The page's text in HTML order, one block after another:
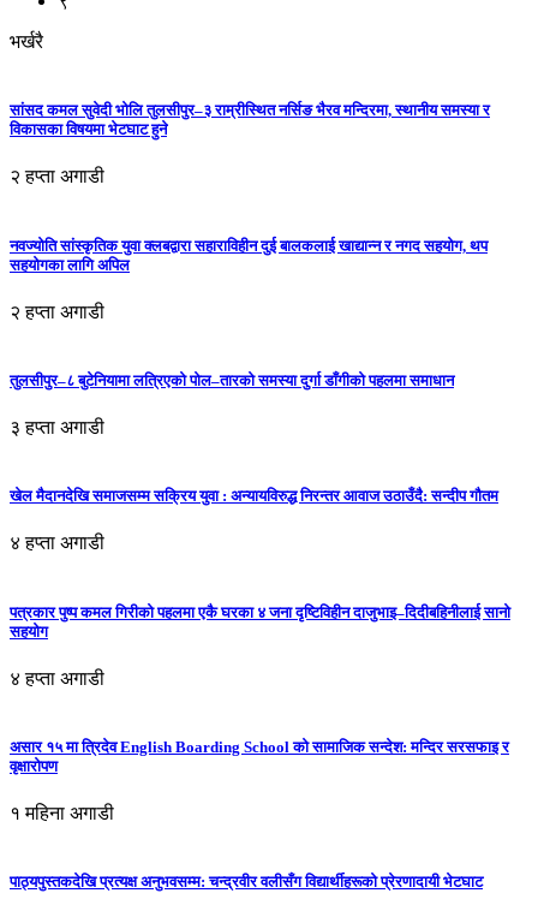
भर्खरै
सांसद कमल सुवेदी भोलि तुलसीपुर–३ राम्रीस्थित नर्सिङ भैरव मन्दिरमा, स्थानीय समस्या र
विकासका विषयमा भेटघाट हुने
२ हप्ता अगाडी
नवज्योति सांस्कृतिक युवा क्लबद्वारा सहाराविहीन दुई बालकलाई खाद्यान्न र नगद सहयोग, थप
सहयोगका लागि अपिल
२ हप्ता अगाडी
तुलसीपुर–८ बुटेनियामा लत्रिएको पोल–तारको समस्या दुर्गा डाँगीको पहलमा समाधान
३ हप्ता अगाडी
खेल मैदानदेखि समाजसम्म सक्रिय युवा : अन्यायविरुद्ध निरन्तर आवाज उठाउँदै: सन्दीप गौतम
४ हप्ता अगाडी
पत्रकार पुष्प कमल गिरीको पहलमा एकै घरका ४ जना दृष्टिविहीन दाजुभाइ–दिदीबहिनीलाई सानो
सहयोग
४ हप्ता अगाडी
असार १५ मा त्रिदेव English Boarding School को सामाजिक सन्देश: मन्दिर सरसफाइ र
वृक्षारोपण
१ महिना अगाडी
पाठ्यपुस्तकदेखि प्रत्यक्ष अनुभवसम्म: चन्द्रवीर वलीसँग विद्यार्थीहरूको प्रेरणादायी भेटघाट